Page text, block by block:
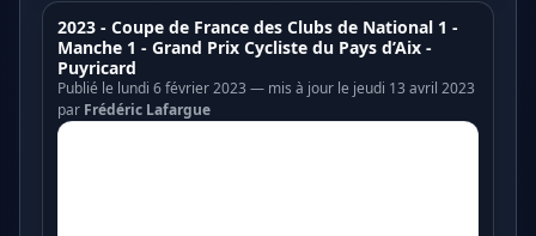
2023 - Coupe de France des Clubs de National 1 -
Manche 1 - Grand Prix Cycliste du Pays d’Aix -
Puyricard
Publié le lundi 6 février 2023 — mis à jour le jeudi 13 avril 2023
par Frédéric Lafargue